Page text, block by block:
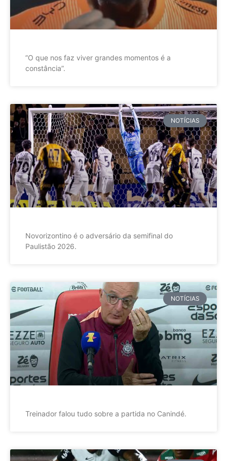
”O que nos faz viver grandes momentos é a
constância”.
NOTÍCIAS
Novorizontino é o adversário da semifinal do
Paulistão 2026.
NOTÍCIAS
Treinador falou tudo sobre a partida no Canindé.